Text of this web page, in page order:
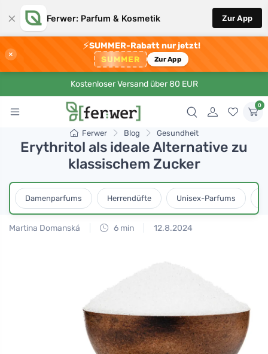
× Ferwer: Parfum & Kosmetik Zur App
×
⚡SUMMER-Rabatt nur jetzt!
SUMMER Zur App
Kostenloser Versand über 80 EUR
0
Ferwer Blog Gesundheit
Erythritol als ideale Alternative zu
klassischem Zucker
Damenparfums Herrendüfte Unisex-Parfums
Martina Domanská 6 min 12.8.2024